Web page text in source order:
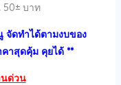
บาท
จัดทำได้ตามงบของ
าสุดคุ้ม คุยได้ **
นด่วน